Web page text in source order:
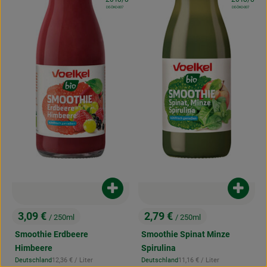
, Preis:
3,09 € / 250ml
Smoothie Erdbeere
Himbeere
, Herkunft:
Deutschland, Referenzpreis:
12,36 € / Liter
Produkt zum Warenkorb hinzufügen
, Kontrollstelle:
DE-ÖKO-007
, Preis:
2,79 € / 250ml
Smoothie Spinat Minze
Spirulina
, Herkunft:
Deutschland, Referenzpreis:
11,16 € / Liter
, Kontrollstelle:
DE-ÖKO-007